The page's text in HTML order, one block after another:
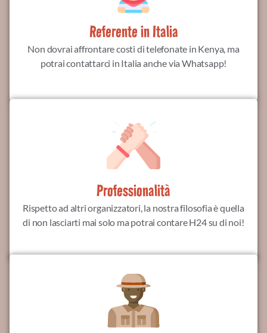
Referente in Italia
Non dovrai affrontare costi di telefonate in Kenya, ma
potrai contattarci in Italia anche via Whatsapp!
Professionalità
Rispetto ad altri organizzatori, la nostra filosofia è quella
di non lasciarti mai solo ma potrai contare H24 su di noi!